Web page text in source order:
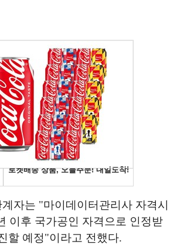
자는 "마이데이터관리사 자격시
이후 국가공인 자격으로 인정받
할 예정"이라고 전했다.